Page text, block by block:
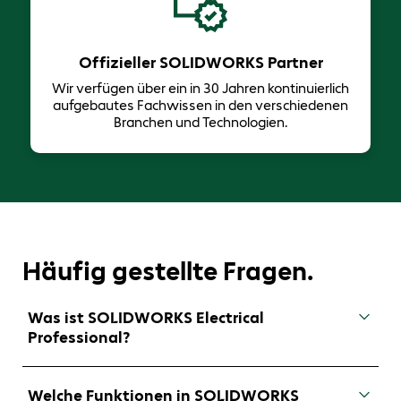
Offizieller SOLIDWORKS Partner
Wir verfügen über ein in 30 Jahren ​kontinuierlich
aufgebautes Fachwissen in den verschiedenen
Branchen und Technologien.
Häufig gestellte Fragen.
Was ist SOLIDWORKS Electrical
Professional?
SOLIDWORKS Electrical Professional kombiniert
die Funktionen zum Entwurf von elektrischen
Welche Funktionen in SOLIDWORKS